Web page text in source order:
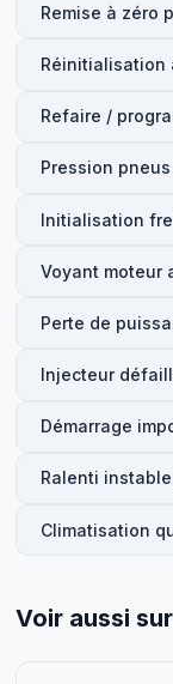
Remise à zéro
Réinitialisation
Refaire /
Pression pneus
Initialisation
Voyant moteur
Perte de
Injecteur
Démarrage
Ralenti
Climatisation
Voir aussi